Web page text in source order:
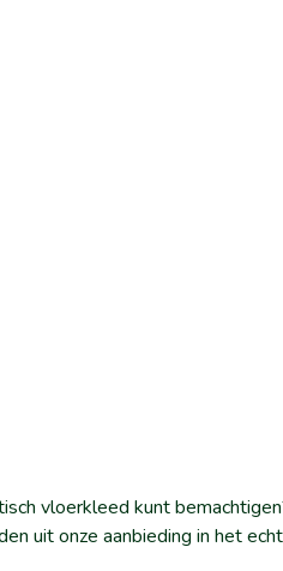
vloerkleed kunt
uit onze aanbieding in het